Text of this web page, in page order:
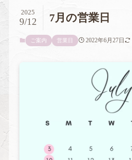
7月の営業日
2025
9/12
ご案内 営業日 2022年6月27日